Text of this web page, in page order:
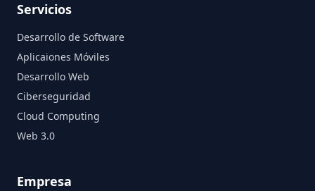
Servicios
Desarrollo de Software
Aplicaiones Móviles
Desarrollo Web
Ciberseguridad
Cloud Computing
Web 3.0
Empresa